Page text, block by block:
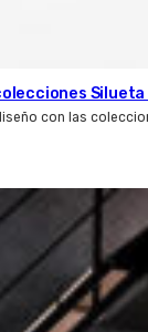
Silueta
con las